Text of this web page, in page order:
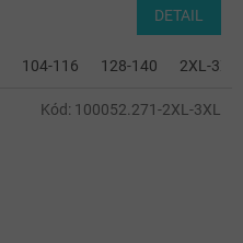
DETAIL
104-116 128-140 2XL-3XL
Kód: 100052.271-2XL-3XL